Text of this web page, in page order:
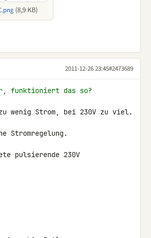
(8,9 KB)
2011-12-26 23:45#2473689
funktioniert das so?
wenig Strom, bei 230V zu viel.
Stromregelung.